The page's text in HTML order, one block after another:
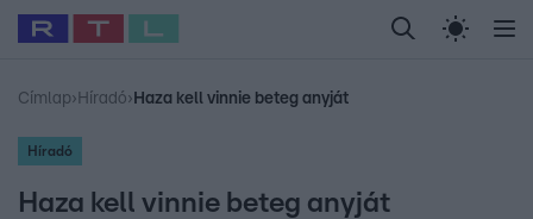
Legfrissebb RTL Híradó Randi Celeb vagyok,
Babits Marcella Most Wanted Gallusz
Címlap› Híradó› Haza kell vinnie beteg anyját
Híradó
Haza kell vinnie beteg anyját